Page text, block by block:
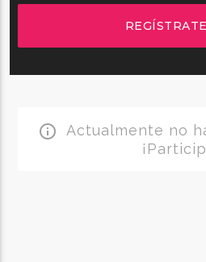
REGÍSTRATE
info_outline Actualmente no